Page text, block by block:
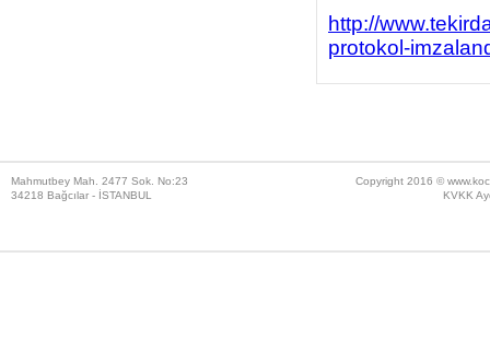
http://
protokol-
Mahmutbey Mah. 2477 Sok. No:23
34218 Bağcılar - İSTANBUL
Copyright 2016 ©
KVKK